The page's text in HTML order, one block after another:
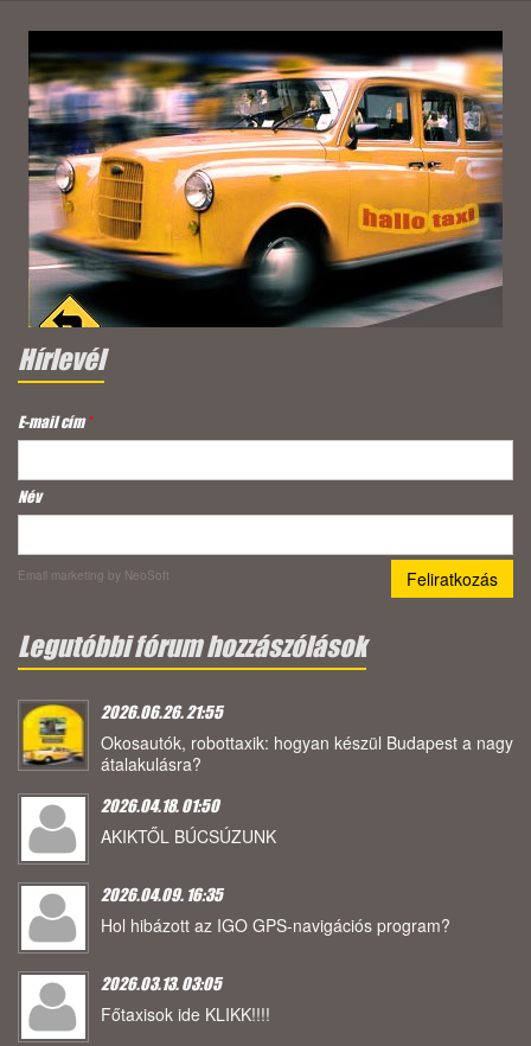
Hírlevél
E-mail cím*
Név
Email marketing by NeoSoft
Legutóbbi fórum hozzászólások
2026.06.26. 21:55
Okosautók, robottaxik: hogyan készül Budapest a nagy
átalakulásra?
2026.04.18. 01:50
AKIKTŐL BÚCSÚZUNK
2026.04.09. 16:35
Hol hibázott az IGO GPS-navigációs program?
2026.03.13. 03:05
Főtaxisok ide KLIKK!!!!